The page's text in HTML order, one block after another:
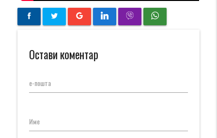
Остави коментар
е-пошта
Име